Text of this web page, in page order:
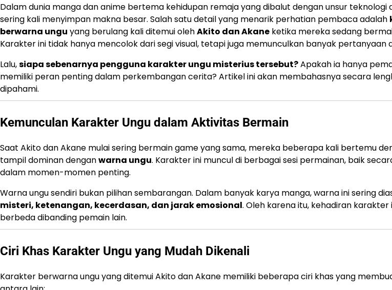
Dalam dunia manga dan anime bertema kehidupan remaja yang dibalut dengan unsur teknologi
sering kali menyimpan makna besar. Salah satu detail yang menarik perhatian pembaca adalah
berwarna ungu yang berulang kali ditemui olehAkito dan Akane ketika mereka sedang
Karakter ini tidak hanya mencolok dari segi visual, tetapi juga memunculkan banyak pertanyaan
Lalu,siapa sebenarnya pengguna karakter ungu misterius tersebut?Apakah ia hanya
memiliki peran penting dalam perkembangan cerita? Artikel ini akan membahasnya secara
dipahami.
Kemunculan Karakter Ungu dalam Aktivitas Bermain
Saat Akito dan Akane mulai sering bermain game yang sama, mereka beberapa kali bertemu
tampil dominan denganwarna ungu. Karakter ini muncul di berbagai sesi permainan, baik
dalam momen-momen penting.
Warna ungu sendiri bukan pilihan sembarangan. Dalam banyak karya manga, warna ini sering
misteri, ketenangan, kecerdasan, dan jarak emosional. Oleh karena itu, kehadiran karakter
berbeda dibanding pemain lain.
Ciri Khas Karakter Ungu yang Mudah Dikenali
Karakter berwarna ungu yang ditemui Akito dan Akane memiliki beberapa ciri khas yang